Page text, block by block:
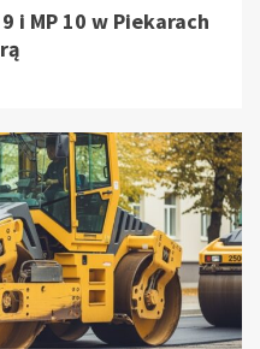
i MP 10 w Piekarach